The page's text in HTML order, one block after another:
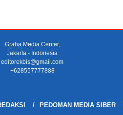
Graha Media Center,
Jakarta - Indonesia
editorekbis@gmail.com
+628557777888
PEDOMAN MEDIA SIBER